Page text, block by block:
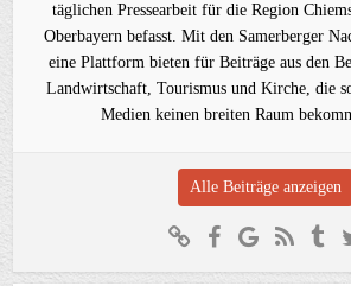
täglichen Pressearbeit für die Region
Oberbayern befasst. Mit den Samerberger
eine Plattform bieten für Beiträge aus den
Landwirtschaft, Tourismus und Kirche, die
Medien keinen breiten Raum
Alle Beiträge anzeigen